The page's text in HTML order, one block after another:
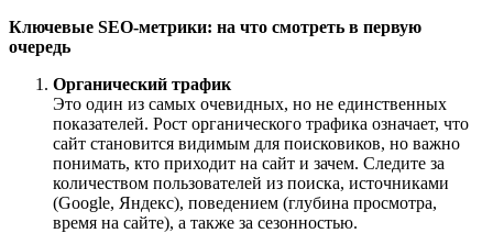
Ключевые SEO-метрики: на что смотреть в первую
очередь
Органический трафик
Это один из самых очевидных, но не единственных
показателей. Рост органического трафика означает, что
сайт становится видимым для поисковиков, но важно
понимать, кто приходит на сайт и зачем. Следите за
количеством пользователей из поиска, источниками
(Google, Яндекс), поведением (глубина просмотра,
время на сайте), а также за сезонностью.